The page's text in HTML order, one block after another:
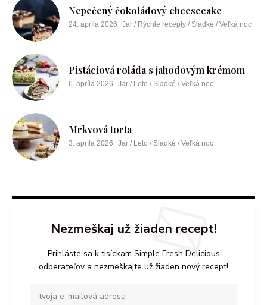
Nepečený čokoládový cheesecake
24. apríla 2026 Jar / Rýchle recepty / Sladké / Veľká noc
Pistáciová roláda s jahodovým krémom
6. apríla 2026 Jar / Leto / Sladké / Veľká noc
Mrkvová torta
3. apríla 2026 Jar / Leto / Sladké / Veľká noc
Nezmeškaj už žiaden recept!
Prihláste sa k tisíckam Simple Fresh Delicious
odberateľov a nezmeškajte už žiaden nový recept!